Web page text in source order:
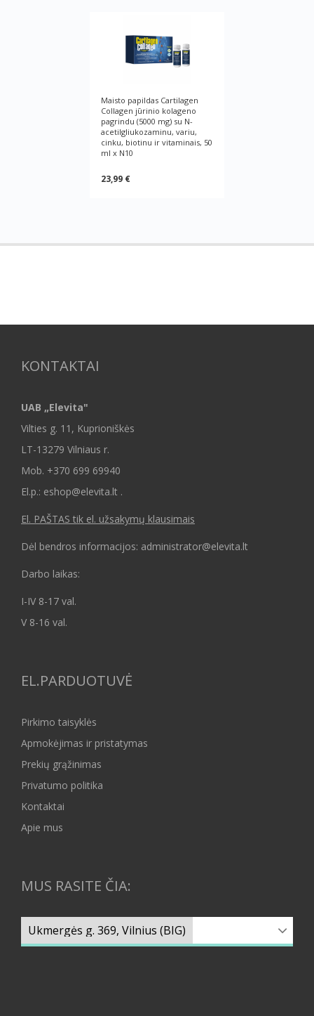
Maisto papildas Cartilagen
Collagen jūrinio kolageno
pagrindu (5000 mg) su N-
acetilgliukozaminu, variu,
cinku, biotinu ir vitaminais, 50
ml x N10
23,99 €
KONTAKTAI
UAB „Elevita"
Vilties g. 11, Kuprioniškės
LT-13279 Vilniaus r.
Mob. +370 699 69940
El.p.: eshop@elevita.lt .
El. PAŠTAS tik el. užsakymų klausimais
Dėl bendros informacijos: administrator@elevita.lt
Darbo laikas:
I-IV 8-17 val.
V 8-16 val.
EL.PARDUOTUVĖ
Pirkimo taisyklės
Apmokėjimas ir pristatymas
Prekių grąžinimas
Privatumo politika
Kontaktai
Apie mus
MUS RASITE ČIA: